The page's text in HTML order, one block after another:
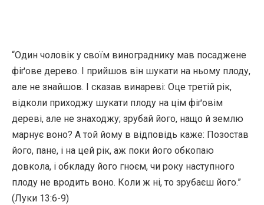
“Один чоловік у своїм винограднику мав посаджене
фіґове дерево. І прийшов він шукати на ньому плоду,
але не знайшов. І сказав винареві: Оце третій рік,
відколи приходжу шукати плоду на цім фіґовім
дереві, але не знаходжу; зрубай його, нащо й землю
марнує воно? А той йому в відповідь каже: Позостав
його, пане, і на цей рік, аж поки його обкопаю
довкола, і обкладу його гноєм, чи року наступного
плоду не вродить воно. Коли ж ні, то зрубаєш його.”
(Луки 13:6-9)